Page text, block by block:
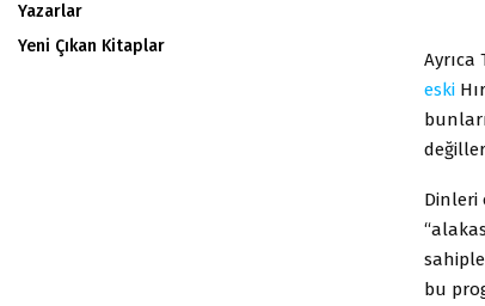
eski
Dinleri
bu
Yazarlar
Yeni Çıkan Kitaplar